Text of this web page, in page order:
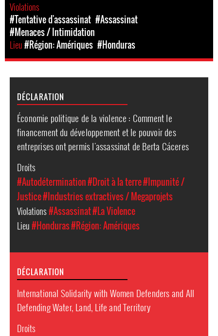
Violations
#Tentative d'assassinat #Assassinat
#Menaces / Intimidation
Lieu#Région: Amériques #Honduras
DÉCLARATION
Économie politique de la violence : Comment le
financement du développement et le pouvoir des
entreprises ont permis l'assassinat de Berta Cáceres
Droits
#Autodétermination#Droit à la terre#Impunité /
Justice#Industries extractives / Megaprojets
Violations#Assassinat#La Violence
Lieu#Honduras#Région: Amériques
DÉCLARATION
International Solidarity with Women Defenders and All
Defending Water, Land, Life and Territory
Droits